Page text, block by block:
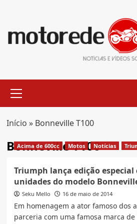
content
Menu
Início » Bonneville T100
Bonneville T100
Acima de 600cc Motos Notícias
Triumph lança edição especial
unidades do modelo
Seku Mello 16 de maio de 2014
Em homenagem a ator famoso dos
parceria com uma famosa marca